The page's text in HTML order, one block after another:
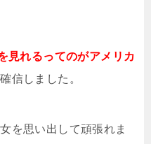
見れるってのがアメリカ
信しました。
を思い出して頑張れま